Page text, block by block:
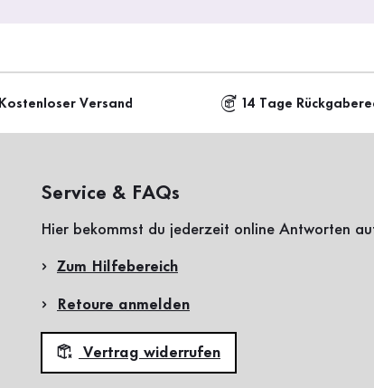
Kostenloser Versand 14 Tage
Service & FAQs
Hier bekommst du jederzeit online Antworten
Zum Hilfebereich
Retoure anmelden
Vertrag widerrufen